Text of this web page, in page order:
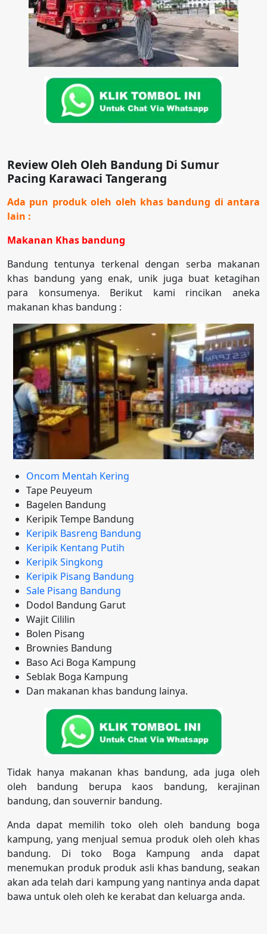
Review Oleh Oleh Bandung Di Sumur
Pacing Karawaci Tangerang
Ada pun produk oleh oleh khas bandung di antara
lain :
Makanan Khas bandung
Bandung tentunya terkenal dengan serba makanan
khas bandung yang enak, unik juga buat ketagihan
para konsumenya. Berikut kami rincikan aneka
makanan khas bandung :
Oncom Mentah Kering
Tape Peuyeum
Bagelen Bandung
Keripik Tempe Bandung
Keripik Basreng Bandung
Keripik Kentang Putih
Keripik Singkong
Keripik Pisang Bandung
Sale Pisang Bandung
Dodol Bandung Garut
Wajit Cililin
Bolen Pisang
Brownies Bandung
Baso Aci Boga Kampung
Seblak Boga Kampung
Dan makanan khas bandung lainya.
Tidak hanya makanan khas bandung, ada juga oleh
oleh bandung berupa kaos bandung, kerajinan
bandung, dan souvernir bandung.
Anda dapat memilih toko oleh oleh bandung boga
kampung, yang menjual semua produk oleh oleh khas
bandung. Di toko Boga Kampung anda dapat
menemukan produk produk asli khas bandung, seakan
akan ada telah dari kampung yang nantinya anda dapat
bawa untuk oleh oleh ke kerabat dan keluarga anda.